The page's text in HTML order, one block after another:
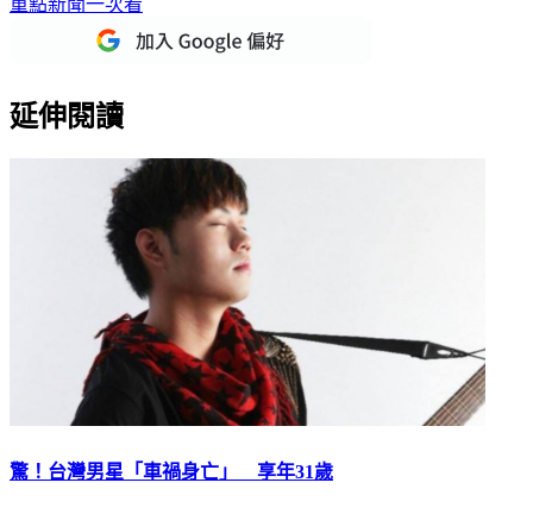
重點新聞一次看
延伸閱讀
驚！台灣男星「車禍身亡」 享年31歲